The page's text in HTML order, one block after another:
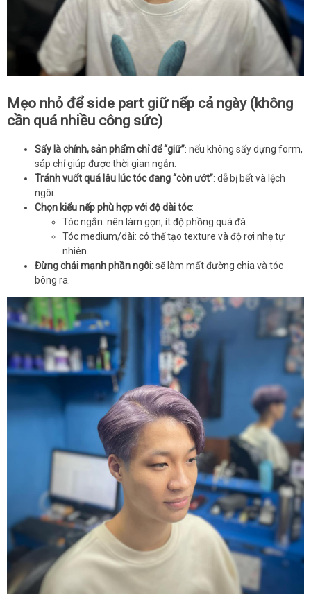
Mẹo nhỏ để side part giữ nếp cả ngày (không
cần quá nhiều công sức)
Sấy là chính, sản phẩm chỉ để “giữ”: nếu không sấy dựng form,
sáp chỉ giúp được thời gian ngắn.
Tránh vuốt quá lâu lúc tóc đang “còn ướt”: dễ bị bết và lệch
ngôi.
Chọn kiểu nếp phù hợp với độ dài tóc:
Tóc ngắn: nên làm gọn, ít độ phồng quá đà.
Tóc medium/dài: có thể tạo texture và độ rơi nhẹ tự
nhiên.
Đừng chải mạnh phần ngôi: sẽ làm mất đường chia và tóc
bông ra.